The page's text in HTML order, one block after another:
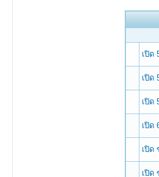
เปิด
เปิด
เปิด
เปิด
เปิด
เปิด